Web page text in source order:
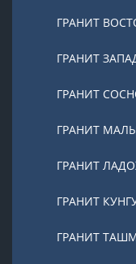
ГРАНИТ
ГРАНИТ
ГРАНИТ
ГРАНИТ
ГРАНИТ
ГРАНИТ
ГРАНИТ